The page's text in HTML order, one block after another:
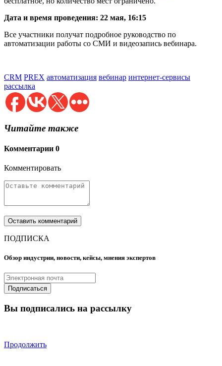
Дата и время проведения: 22 мая, 16:15
Все участники получат подробное руководство по
автоматизации работы со СМИ и видеозапись вебинара.
CRM PREX автоматизация вебинар интернет-сервисы
рассылка
Читайте также
Комментарии 0
Комментировать
ПОДПИСКА
Обзор индустрии, новости, кейсы, мнения экспертов
Вы подписались на рассылку
Продолжить